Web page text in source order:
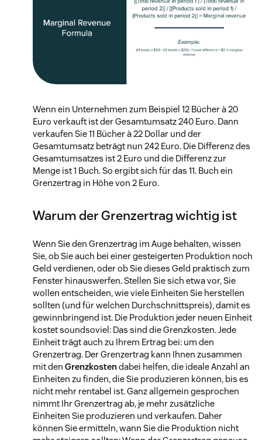
Wenn ein Unternehmen zum Beispiel 12 Bücher à 20
Euro verkauft ist der Gesamtumsatz 240 Euro. Dann
verkaufen Sie 11 Bücher à 22 Dollar und der
Gesamtumsatz beträgt nun 242 Euro. Die Differenz des
Gesamtumsatzes ist 2 Euro und die Differenz zur
Menge ist 1 Buch. So ergibt sich für das 11. Buch ein
Grenzertrag in Höhe von 2 Euro.
Warum der Grenzertrag wichtig ist
Wenn Sie den Grenzertrag im Auge behalten, wissen
Sie, ob Sie auch bei einer gesteigerten Produktion noch
Geld verdienen, oder ob Sie dieses Geld praktisch zum
Fenster hinauswerfen. Stellen Sie sich etwa vor, Sie
wollen entscheiden, wie viele Einheiten Sie herstellen
sollten (und für welchen Durchschnittspreis), damit es
gewinnbringend ist. Die Produktion jeder neuen Einheit
kostet soundsoviel: Das sind die Grenzkosten. Jede
Einheit trägt auch zu Ihrem Ertrag bei: um den
Grenzertrag. Der Grenzertrag kann Ihnen zusammen
mit den Grenzkostendabei helfen, die ideale Anzahl an
Einheiten zu finden, die Sie produzieren können, bis es
nicht mehr rentabel ist. Ganz allgemein gesprochen
nimmt Ihr Grenzertrag ab, je mehr zusätzliche
Einheiten Sie produzieren und verkaufen. Daher
können Sie ermitteln, wann Sie die Produktion nicht